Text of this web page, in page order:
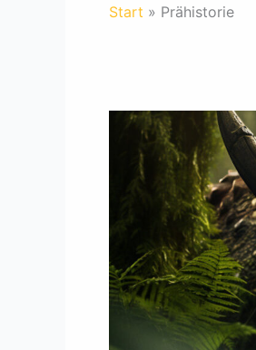
Start Prähistorie